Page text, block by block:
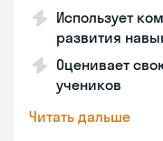
Использует
развития
Оценивает
учеников
Читать дальше